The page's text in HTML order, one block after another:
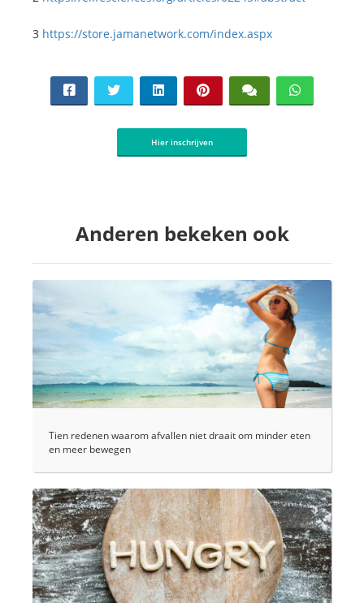
3 https://store.jamanetwork.com/index.aspx
Hier inschrijven
Anderen bekeken ook
Tien redenen waarom afvallen niet draait om minder eten
en meer bewegen